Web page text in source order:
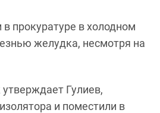
прокуратуре в холодном
желудка, несмотря на
Гулиев,
и поместили в